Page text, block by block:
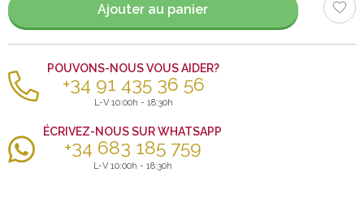
Ajouter au panier
POUVONS-NOUS VOUS AIDER?
+34 91 435 36 56
L-V 10:00h - 18:30h
ÉCRIVEZ-NOUS SUR WHATSAPP
+34 683 185 759
L-V 10:00h - 18:30h